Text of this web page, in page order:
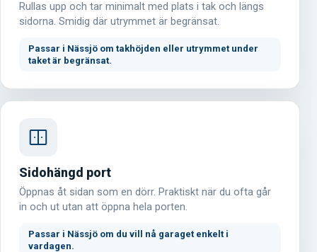
Rullas upp och tar minimalt med plats i tak och längs
sidorna. Smidig där utrymmet är begränsat.
Passar i Nässjö om takhöjden eller utrymmet under
taket är begränsat.
Sidohängd port
Öppnas åt sidan som en dörr. Praktiskt när du ofta går
in och ut utan att öppna hela porten.
Passar i Nässjö om du vill nå garaget enkelt i
vardagen.